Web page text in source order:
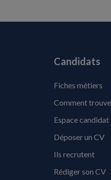
Candidats
Fiches métiers
Comment
Espace candidat
Déposer un CV
Ils recrutent
Rédiger son CV